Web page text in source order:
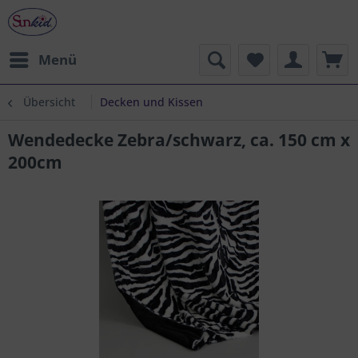
Menü
Übersicht Decken und Kissen
Wendedecke Zebra/schwarz, ca. 150 cm x
200cm